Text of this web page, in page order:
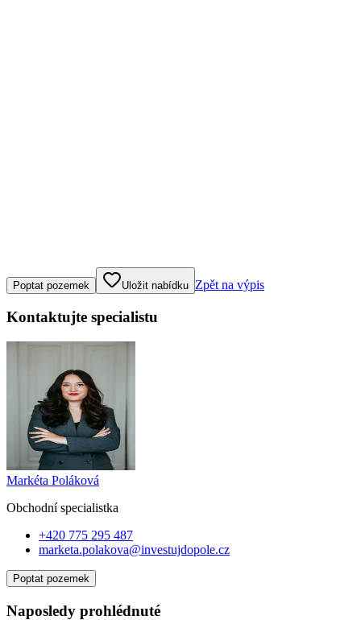
Klepněte nebo klikněte pro ovládání mapy
Poptat pozemek Uložit nabídku Zpět na výpis
Kontaktujte specialistu
Markéta Poláková
Obchodní specialistka
+420 775 295 487
marketa.polakova@investujdopole.cz
Poptat pozemek
Naposledy prohlédnuté